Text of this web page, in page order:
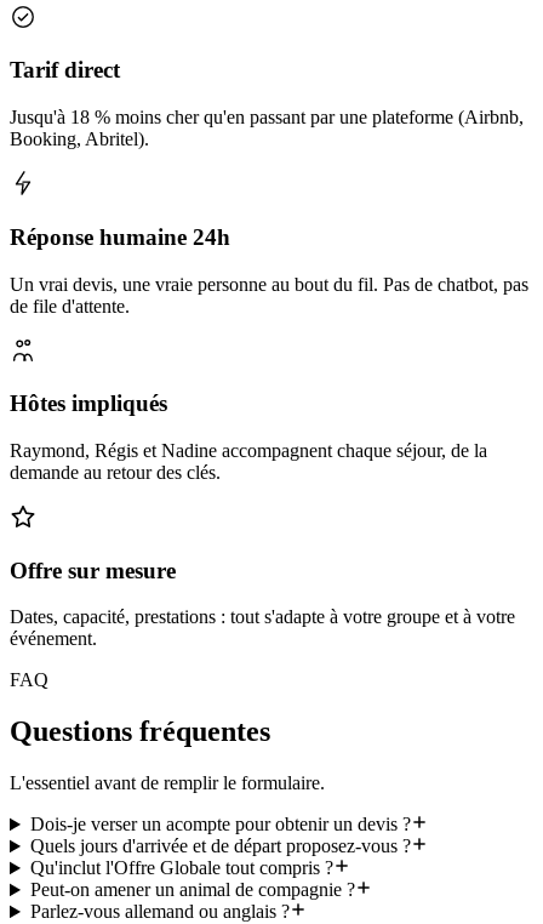
Tarif direct
Jusqu'à 18 % moins cher qu'en passant par une plateforme (Airbnb,
Booking, Abritel).
Réponse humaine 24h
Un vrai devis, une vraie personne au bout du fil. Pas de chatbot, pas
de file d'attente.
Hôtes impliqués
Raymond, Régis et Nadine accompagnent chaque séjour, de la
demande au retour des clés.
Offre sur mesure
Dates, capacité, prestations : tout s'adapte à votre groupe et à votre
événement.
FAQ
Questions fréquentes
L'essentiel avant de remplir le formulaire.
Dois-je verser un acompte pour obtenir un devis ?
Quels jours d'arrivée et de départ proposez-vous ?
Qu'inclut l'Offre Globale tout compris ?
Peut-on amener un animal de compagnie ?
Parlez-vous allemand ou anglais ?